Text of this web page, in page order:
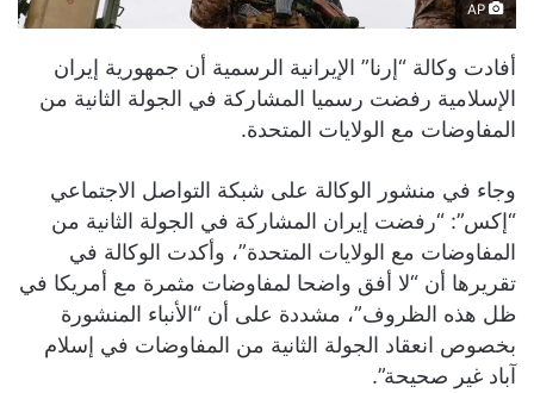
أفادت وكالة “إرنا” الإيرانية الرسمية أن جمهورية إيران
الإسلامية رفضت رسميا المشاركة في الجولة الثانية من
المفاوضات مع الولايات المتحدة.
وجاء في منشور الوكالة على شبكة التواصل الاجتماعي
“إكس”: “رفضت إيران المشاركة في الجولة الثانية من
المفاوضات مع الولايات المتحدة”، وأكدت الوكالة في
تقريرها أن “لا أفق واضحا لمفاوضات مثمرة مع أمريكا في
ظل هذه الظروف”، مشددة على أن “الأنباء المنشورة
بخصوص انعقاد الجولة الثانية من المفاوضات في إسلام
آباد غير صحيحة”.